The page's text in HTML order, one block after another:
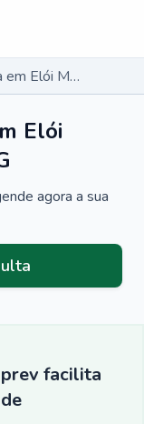
Dermatologista em Elói Mendes - MG
Elói
agora a sua
facilita